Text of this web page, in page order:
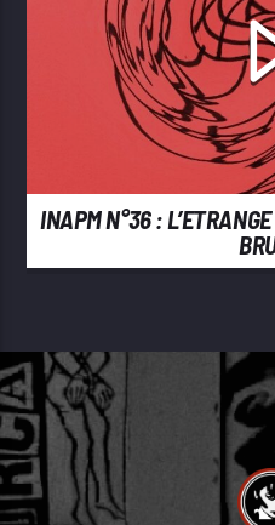
INAPM N°36 :